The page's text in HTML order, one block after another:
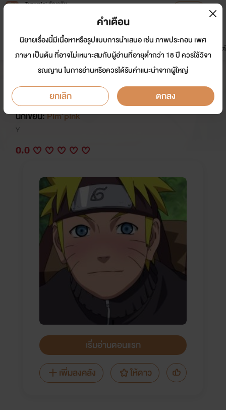
Tunwalai ธัญวลัย
หน้าแรก นิยาย อีบุ๊ก การ์ตูน
มาใหม่
ดรีมแชท ธัญลิสต์
(All)Naruto โรงเรียนวุ่น(วาย)เจ้าชาย
นักเขียน:Pim'pink
Y
0.0
เริ่มอ่านตอนแรก
เพิ่มลงคลัง
ให้ดาว
คำเตือน
นิยายเรื่องนี้มีเนื้อหาหรือรูปแบบการนำเสนอ เช่น ภาพประกอบ เพศ
ภาษา เป็นต้น ที่อาจไม่เหมาะสมกับผู้อ่านที่อายุต่ำกว่า 18 ปี ควรใช้วิจา
รณญาน ในการอ่านหรือควรได้รับคำแนะนำจากผู้ใหญ่
ยกเลิก ตกลง